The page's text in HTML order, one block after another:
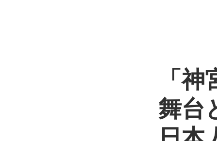
「
舞台